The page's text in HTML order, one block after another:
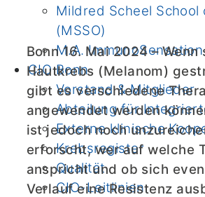
Mildred Scheel School
(MSSO)
M.A. ImmunoSensation
CIO Bonn
Vorstand & Mitglieder
Abteilung für
Externe klinische
Krebsregister
Qualität
CIO-Leitlinien
Bonn 16. Mai 2024 –
Hautkrebs (Melanom)
gibt es verschiedene
angewendet werden
ist jedoch noch
erforscht, wer auf welche
anspricht und ob sich
Verlauf eine Resistenz